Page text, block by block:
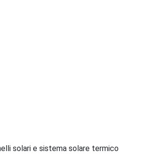
solari e sistema solare termico